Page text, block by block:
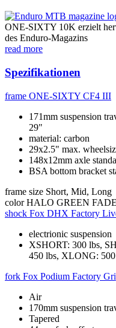
ONE-SIXTY 10K erzielt
des Enduro-Magazins
read more
Spezifikationen
frame ONE-SIXTY CF4 III
171mm suspension
29"
material: carbon
29x2.5" max.
148x12mm axle
BSA bottom bracket
frame size Short, Mid, Long
color HALO GREEN
shock Fox DHX Factory
electrionic suspension
XSHORT: 300 lbs,
450 lbs, XLONG:
fork Fox Podium Factory
Air
170mm suspension
Tapered